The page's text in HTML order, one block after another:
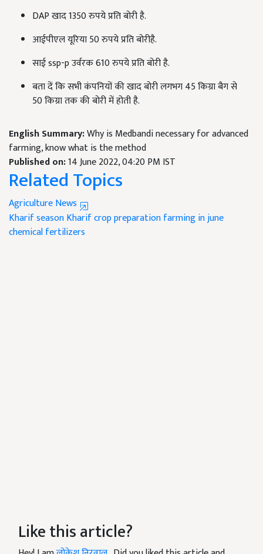
DAP खाद 1350 रुपये प्रति बोरी है.
आईपीएल यूरिया 50 रुपये प्रति बोरीहै.
साई ssp-p उर्वरक 610 रुपये प्रति बोरी है.
बता दें कि सभी कंपनियों की खाद बोरी लगभग 45 किग्रा बैग से
50 किग्रा तक की बोरी में होती है.
English Summary:Why is Medbandi necessary for advanced
farming, know what is the method
Published on:14 June 2022, 04:20 PM IST
Related Topics
Agriculture News
Kharif seasonKharif crop preparationfarming in june
chemical fertilizers
Like this article?